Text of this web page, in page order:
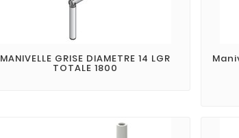
MANIVELLE GRISE DIAMETRE 14 LGR
TOTALE 1800